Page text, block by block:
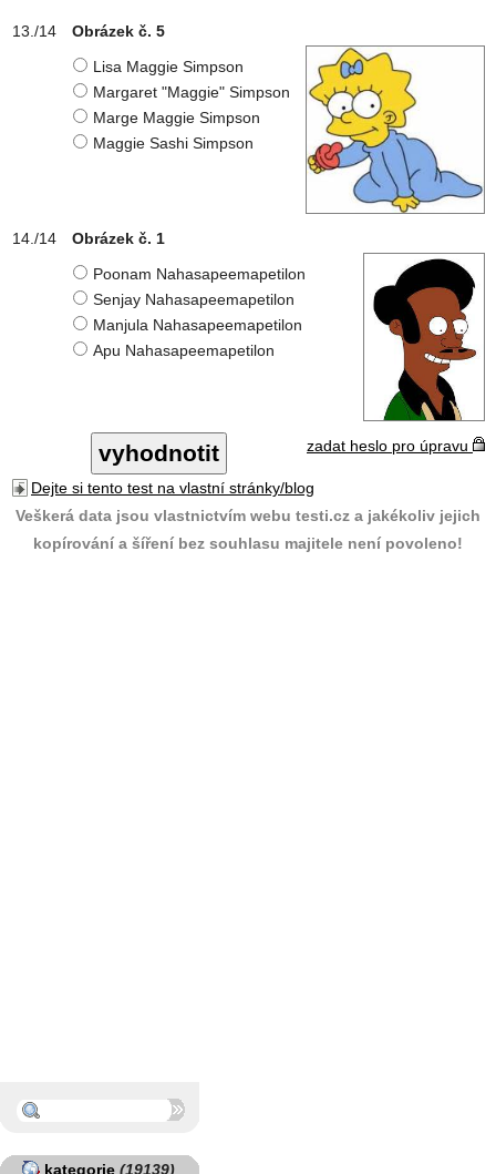
Obrázek č. 5
Lisa Maggie Simpson
Margaret "Maggie" Simpson
Marge Maggie Simpson
Maggie Sashi Simpson
Obrázek č. 1
Poonam Nahasapeemapetilon
Senjay Nahasapeemapetilon
Manjula Nahasapeemapetilon
Apu Nahasapeemapetilon
zadat heslo pro úpravu
Dejte si tento test na vlastní stránky/blog
Veškerá data jsou vlastnictvím webu testi.cz a jakékoliv jejich
kopírování a šíření bez souhlasu majitele není povoleno!
kategorie (19139)